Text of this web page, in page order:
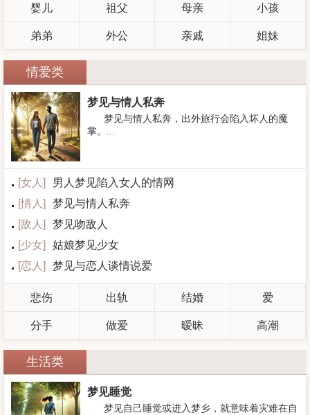
婴儿 祖父 母亲 小孩
弟弟 外公 亲戚 姐妹
情爱类
梦见与情人私奔
梦见与情人私奔，出外旅行会陷入坏人的魔
掌。...
[女人 ]
男人梦见陷入女人的情网
[情人 ]
梦见与情人私奔
[敌人 ]
梦见吻敌人
[少女]
姑娘梦见少女
[恋人 ] 梦见与恋人谈情说爱
悲伤 出轨 结婚 爱
分手 做爱 暧昧 高潮
生活类
梦见睡觉
梦见自己睡觉或进入梦乡，就意味着灾难在自